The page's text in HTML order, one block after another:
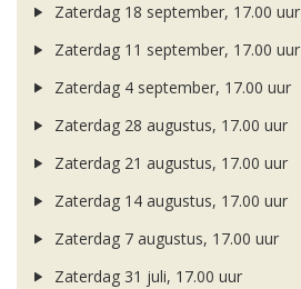
Zaterdag 18 september, 17.00 uur
Zaterdag 11 september, 17.00 uur
Zaterdag 4 september, 17.00 uur
Zaterdag 28 augustus, 17.00 uur
Zaterdag 21 augustus, 17.00 uur
Zaterdag 14 augustus, 17.00 uur
Zaterdag 7 augustus, 17.00 uur
Zaterdag 31 juli, 17.00 uur